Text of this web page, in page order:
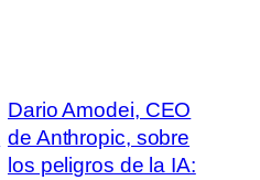
Dario Amodei, CEO
de Anthropic, sobre
los peligros de la IA: